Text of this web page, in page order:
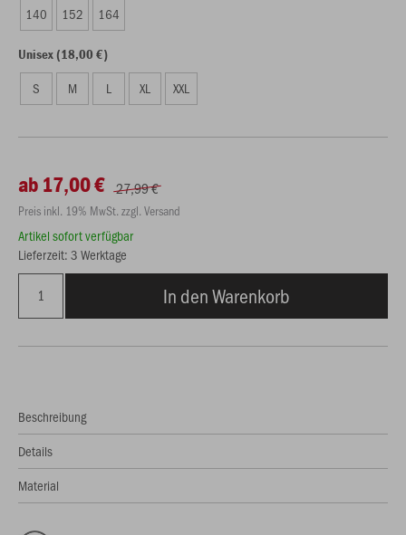
140 152 164
Unisex (18,00 €)
S M L XL XXL
ab 17,00 € 27,99 €
Preis inkl. 19% MwSt. zzgl. Versand
Artikel sofort verfügbar
Lieferzeit: 3 Werktage
In den Warenkorb
Beschreibung
Details
Material